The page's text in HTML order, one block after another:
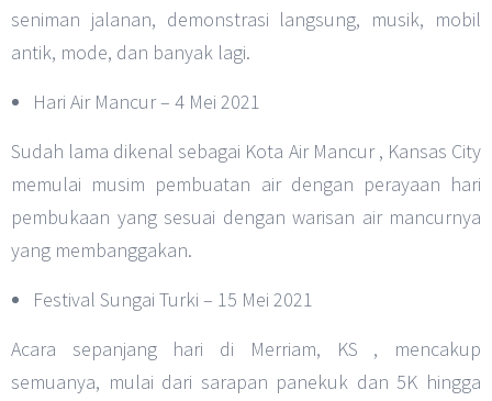
seniman jalanan, demonstrasi langsung, musik, mobil
antik, mode, dan banyak lagi.
Hari Air Mancur – 4 Mei 2021
Sudah lama dikenal sebagai Kota Air Mancur , Kansas City
memulai musim pembuatan air dengan perayaan hari
pembukaan yang sesuai dengan warisan air mancurnya
yang membanggakan.
Festival Sungai Turki – 15 Mei 2021
Acara sepanjang hari di Merriam, KS , mencakup
semuanya, mulai dari sarapan panekuk dan 5K hingga